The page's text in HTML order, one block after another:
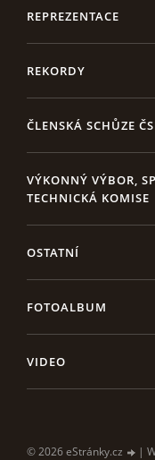
REPREZENTACE
REKORDY
ČLENSKÁ SCHŮZE
VÝKONNÝ VÝBOR,
TECHNICKÁ KOMISE
OSTATNÍ
FOTOALBUM
VIDEO
© 2026 eStránky.cz |